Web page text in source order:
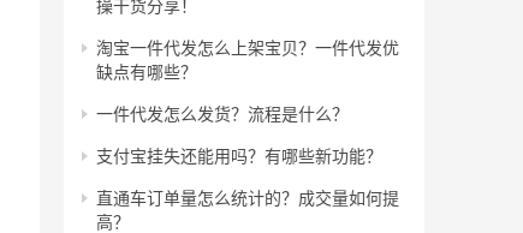
操干货分享！
淘宝一件代发怎么上架宝贝？一件代发优
缺点有哪些？
一件代发怎么发货？流程是什么？
支付宝挂失还能用吗？有哪些新功能？
直通车订单量怎么统计的？成交量如何提
高？